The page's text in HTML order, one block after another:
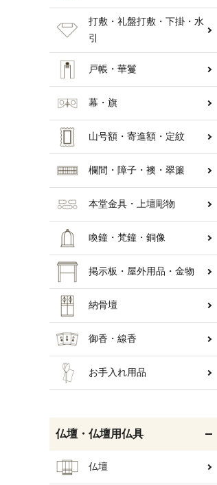
打敷・礼盤打敷・下掛・水
引
戸帳・華鬘
幕・旗
山号額・寄進額・定紋
欄間・障子・襖・翠簾
本堂金具・上壇彫物
喚鐘・梵鐘・銅像
掲示板・屋外用品・金物
納骨壇
御香・線香
お手入れ用品
仏壇・仏壇用仏具
仏壇